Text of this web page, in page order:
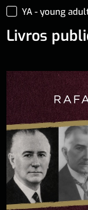
YA - young
Livros